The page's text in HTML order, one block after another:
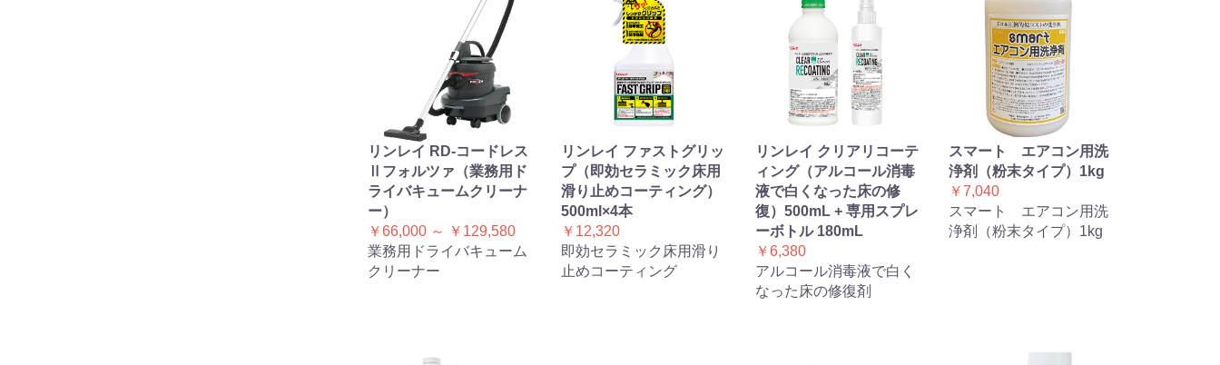
リンレイ RD-コードレス
Ⅱフォルツァ（業務用ド
ライバキュームクリーナ
ー）
￥66,000 ～ ￥129,580
業務用ドライバキューム
クリーナー
リンレイ ファストグリッ
プ（即効セラミック床用
滑り止めコーティング）
500ml×4本
￥12,320
即効セラミック床用滑り
止めコーティング
リンレイ クリアリコーテ
ィング（アルコール消毒
液で白くなった床の修
復）500mL + 専用スプレ
ーボトル 180mL
￥6,380
アルコール消毒液で白く
なった床の修復剤
スマート エアコン用洗
浄剤（粉末タイプ）1kg
￥7,040
スマート エアコン用洗
浄剤（粉末タイプ）1kg